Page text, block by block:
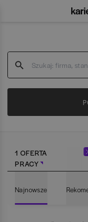
1 OFERTA
PRACY
Najnowsze